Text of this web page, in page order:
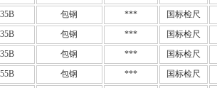
包钢 ***
国标检尺
包钢 ***
国标检尺
包钢 ***
国标检尺
包钢 ***
国标检尺